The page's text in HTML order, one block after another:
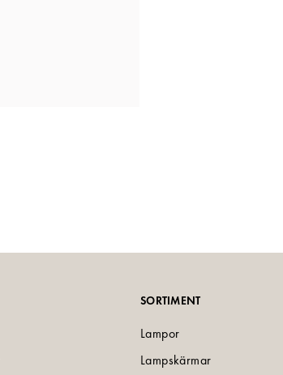
SORTIMENT
Lampor
Lampskärmar